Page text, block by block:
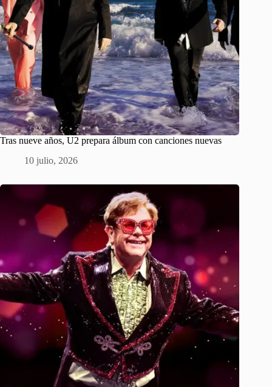
Tras nueve años, U2 prepara álbum con canciones nuevas
10 julio, 2026